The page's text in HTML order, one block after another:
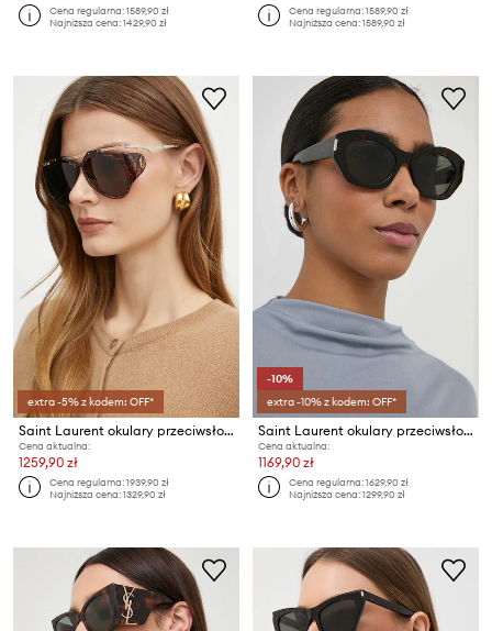
Cena regularna:1589,90 zł
Najniższa cena:1429,90 zł
Cena regularna:1589,90 zł
Najniższa cena:1589,90 zł
extra -5% z kodem: OFF*
Saint Laurent okulary przeciwsłoneczne AMELIA
Cena aktualna:
1259,90 zł
Cena regularna:1939,90 zł
Najniższa cena:1329,90 zł
-10%
extra -10% z kodem: OFF*
Saint Laurent okulary przeciwsłoneczne
Cena aktualna:
1169,90 zł
Cena regularna:1629,90 zł
Najniższa cena:1299,90 zł